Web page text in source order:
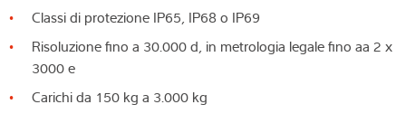
Classi di protezione IP65, IP68 o IP69
Risoluzione fino a 30.000 d, in metrologia legale fino aa 2 x
3000 e
Carichi da 150 kg a 3.000 kg